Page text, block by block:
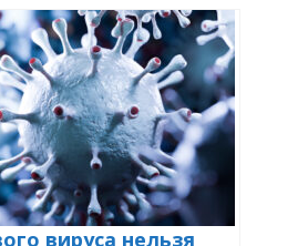
вируса нельзя